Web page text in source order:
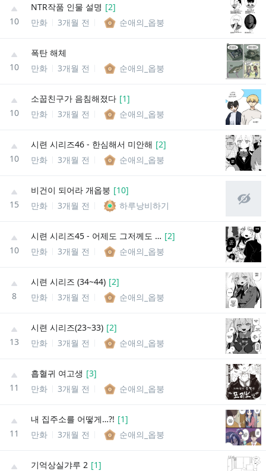
10
NTR작품 인물 설명 [2]
만화
3개월 전 순애의_옵붕
10
폭탄 해체
만화
3개월 전 순애의_옵붕
10
소꿉친구가 음침해졌다 [1]
만화
3개월 전 순애의_옵붕
10
시련 시리즈46 - 한심해서 미안해 [2]
만화
3개월 전 순애의_옵붕
15
비건이 되어라 개옵붕 [10]
만화
3개월 전 하루낭비하기
10
시련 시리즈45 - 어제도 그저께도 오늘도 미안해 [2]
만화
3개월 전 순애의_옵붕
8
시련 시리즈 (34~44) [2]
만화
3개월 전 순애의_옵붕
13
시련 시리즈(23~33) [2]
만화
3개월 전 순애의_옵붕
11
흡혈귀 여고생 [3]
만화
3개월 전 순애의_옵붕
11
내 집주소를 어떻게…?! [1]
만화
3개월 전 순애의_옵붕
기억상실갸루 2 [1]